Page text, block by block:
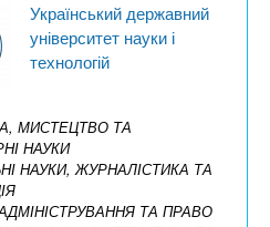
Український державний
університет науки і
технологій
МИСТЕЦТВО ТА
НАУКИ
НАУКИ, ЖУРНАЛІСТИКА ТА
ТА ПРАВО